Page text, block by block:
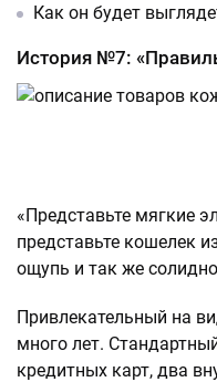
Как он будет
История №7:
«Представьте мягкие
представьте кошелек
ощупь и так же
Привлекательный на
много лет.
кредитных карт, два